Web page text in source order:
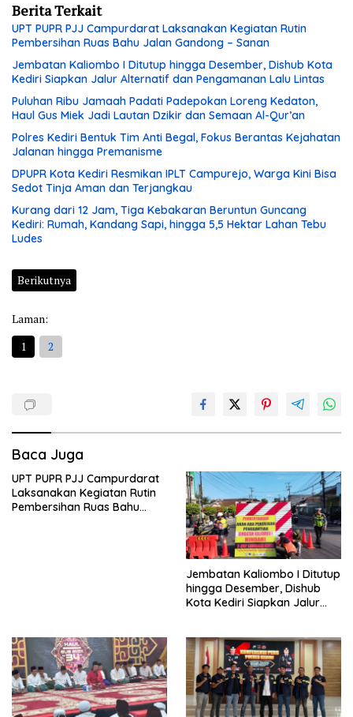
Berita Terkait
UPT PUPR PJJ Campurdarat Laksanakan Kegiatan Rutin
Pembersihan Ruas Bahu Jalan Gandong – Sanan
Jembatan Kaliombo I Ditutup hingga Desember, Dishub Kota
Kediri Siapkan Jalur Alternatif dan Pengamanan Lalu Lintas
Puluhan Ribu Jamaah Padati Padepokan Loreng Kedaton,
Haul Gus Miek Jadi Lautan Dzikir dan Semaan Al-Qur’an
Polres Kediri Bentuk Tim Anti Begal, Fokus Berantas Kejahatan
Jalanan hingga Premanisme
DPUPR Kota Kediri Resmikan IPLT Campurejo, Warga Kini Bisa
Sedot Tinja Aman dan Terjangkau
Kurang dari 12 Jam, Tiga Kebakaran Beruntun Guncang
Kediri: Rumah, Kandang Sapi, hingga 5,5 Hektar Lahan Tebu
Ludes
Berikutnya
Laman:
1
2
Baca Juga
UPT PUPR PJJ Campurdarat
Laksanakan Kegiatan Rutin
Pembersihan Ruas Bahu
Jembatan Kaliombo I Ditutup
hingga Desember, Dishub
Kota Kediri Siapkan Jalur